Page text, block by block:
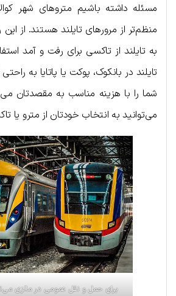
مسئله داشته باشیم مترو‌های شهر
منظم‌تر از مرورهای تایلند هستند. از
به تایلند از تاکسی برای رفت و آمد
تایلند در بانکوک، پوکت یا پاتایا به
شما را با هزینه مناسب به مقصدتان
می‌توانید به انتخاب خودتان از مترو یا
برای حمل و نقل عمومی در مالزی